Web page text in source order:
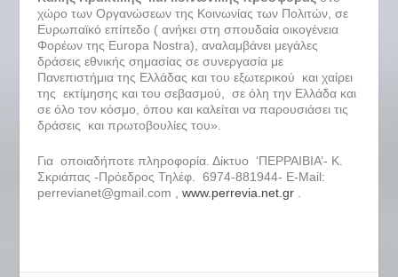
χώρο των Οργανώσεων της Κοινωνίας των Πολιτών, σε
Ευρωπαϊκό επίπεδο ( ανήκει στη σπουδαία οικογένεια
Φορέων της Europa Nostra), αναλαμβάνει μεγάλες
δράσεις εθνικής σημασίας σε συνεργασία με
Πανεπιστήμια της Ελλάδας και του εξωτερικού και χαίρει
της εκτίμησης και του σεβασμού, σε όλη την Ελλάδα και
σε όλο τον κόσμο, όπου και καλείται να παρουσιάσει τις
δράσεις και πρωτοβουλίες του».
Για οποιαδήποτε πληροφορία. Δίκτυο ‘ΠΕΡΡΑΙΒΙΑ’- Κ.
Σκριάπας -Πρόεδρος Τηλέφ. 6974-881944- E-Mail:
perrevianet@gmail.com ,www.perrevia.net.gr .